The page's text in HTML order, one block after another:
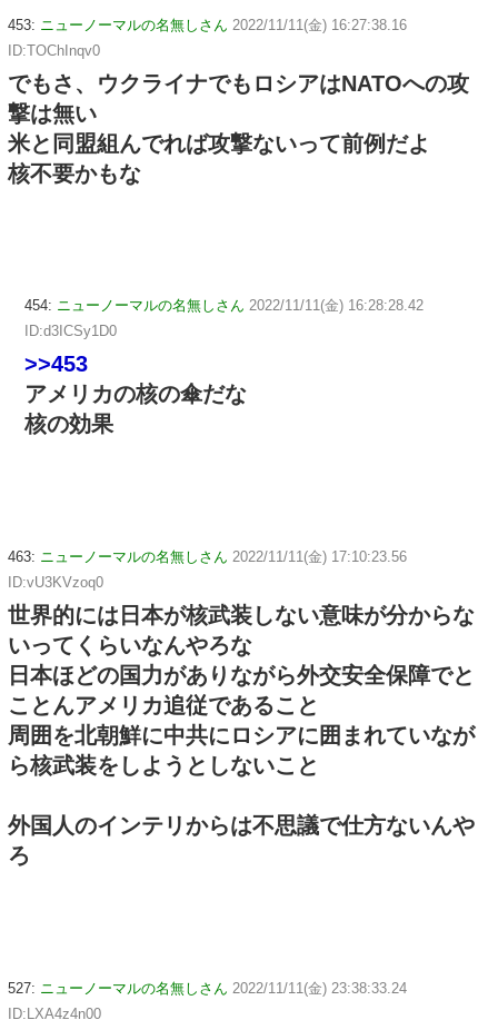
453: ニューノーマルの名無しさん 2022/11/11(金) 16:27:38.16
ID:TOChInqv0
でもさ、ウクライナでもロシアはNATOへの攻
撃は無い
米と同盟組んでれば攻撃ないって前例だよ
核不要かもな
454: ニューノーマルの名無しさん 2022/11/11(金) 16:28:28.42
ID:d3ICSy1D0
>>453
アメリカの核の傘だな
核の効果
463: ニューノーマルの名無しさん 2022/11/11(金) 17:10:23.56
ID:vU3KVzoq0
世界的には日本が核武装しない意味が分からな
いってくらいなんやろな
日本ほどの国力がありながら外交安全保障でと
ことんアメリカ追従であること
周囲を北朝鮮に中共にロシアに囲まれていなが
ら核武装をしようとしないこと
外国人のインテリからは不思議で仕方ないんや
ろ
527: ニューノーマルの名無しさん 2022/11/11(金) 23:38:33.24
ID:LXA4z4n00